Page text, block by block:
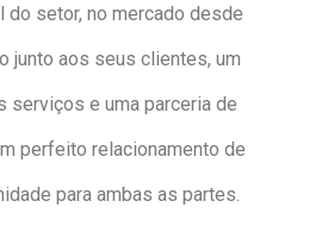
do setor, no mercado desde
junto aos seus clientes, um
serviços e uma parceria de
perfeito relacionamento de
para ambas as partes.